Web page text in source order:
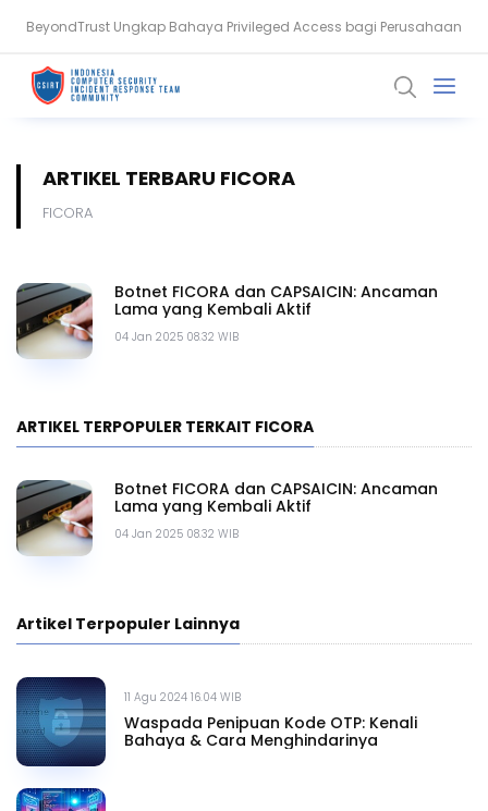
BeyondTrust Ungkap Bahaya Privileged Access bagi Perusahaan
Serangan Siber Terkoordinasi Ganggu Layanan Air di Minnesota
ARTIKEL TERBARU FICORA
FICORA
04 Jan 2025 08.32 WIB
Botnet FICORA dan CAPSAICIN: Ancaman
Lama yang Kembali Aktif
ARTIKEL TERPOPULER TERKAIT FICORA
04 Jan 2025 08.32 WIB
Botnet FICORA dan CAPSAICIN: Ancaman
Lama yang Kembali Aktif
Artikel Terpopuler Lainnya
11 Agu 2024 16.04 WIB
Waspada Penipuan Kode OTP: Kenali
Bahaya & Cara Menghindarinya